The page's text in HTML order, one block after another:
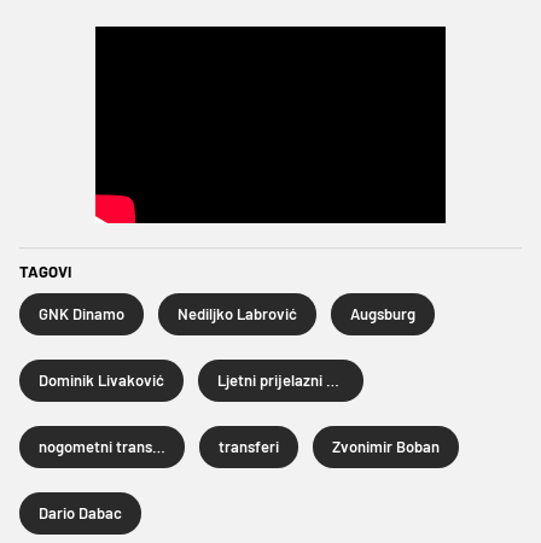
TAGOVI
GNK Dinamo Nediljko Labrović Augsburg
Dominik Livaković
transferi Zvonimir Boban
Dario Dabac